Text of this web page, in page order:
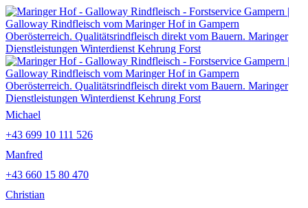
Michael
+43 699 10 111 526
Manfred
+43 660 15 80 470
Christian